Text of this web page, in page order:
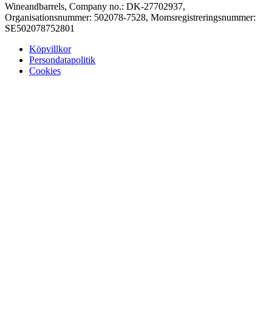
Wineandbarrels, Company no.: DK-27702937,
Organisationsnummer: 502078-7528, Momsregistreringsnummer:
SE502078752801
Köpvillkor
Persondatapolitik
Cookies